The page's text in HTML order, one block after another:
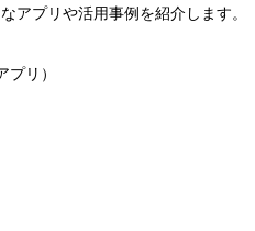
アプリや活用事例を紹介します。
リ）